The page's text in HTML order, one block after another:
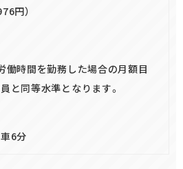
円）
働時間を勤務した場合の月額目
と同等水準となります。
6分